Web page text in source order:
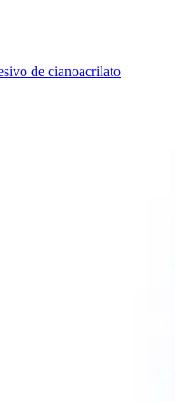
de cianoacrilato